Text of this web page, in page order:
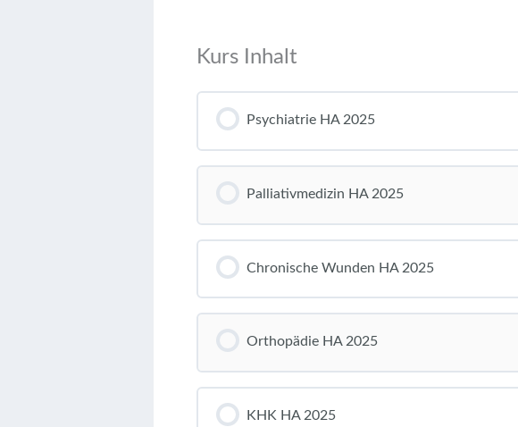
Kurs Inhalt
Psychiatrie HA 2025
Palliativmedizin HA 2025
Chronische Wunden HA 2025
Orthopädie HA 2025
KHK HA 2025